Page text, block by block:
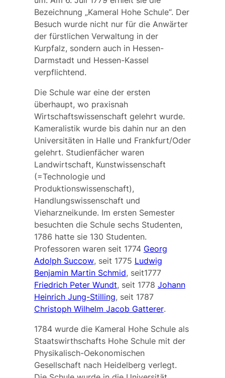
Bezeichnung „Kameral Hohe Schule“. Der
Besuch wurde nicht nur für die Anwärter
der fürstlichen Verwaltung in der
Kurpfalz, sondern auch in Hessen-
Darmstadt und Hessen-Kassel
verpflichtend.
Die Schule war eine der ersten
überhaupt, wo praxisnah
Wirtschaftswissenschaft gelehrt wurde.
Kameralistik wurde bis dahin nur an den
Universitäten in Halle und Frankfurt/Oder
gelehrt. Studienfächer waren
Landwirtschaft, Kunstwissenschaft
(=Technologie und
Produktionswissenschaft),
Handlungswissenschaft und
Vieharzneikunde. Im ersten Semester
besuchten die Schule sechs Studenten,
1786 hatte sie 130 Studenten.
Professoren waren seit 1774 Georg
Adolph Succow, seit 1775 Ludwig
Benjamin Martin Schmid, seit1777
Friedrich Peter Wundt, seit 1778 Johann
Heinrich Jung-Stilling, seit 1787
Christoph Wilhelm Jacob Gatterer.
1784 wurde die Kameral Hohe Schule als
Staatswirthschafts Hohe Schulemit der
Physikalisch-Oekonomischen
Gesellschaft nach Heidelberg verlegt.